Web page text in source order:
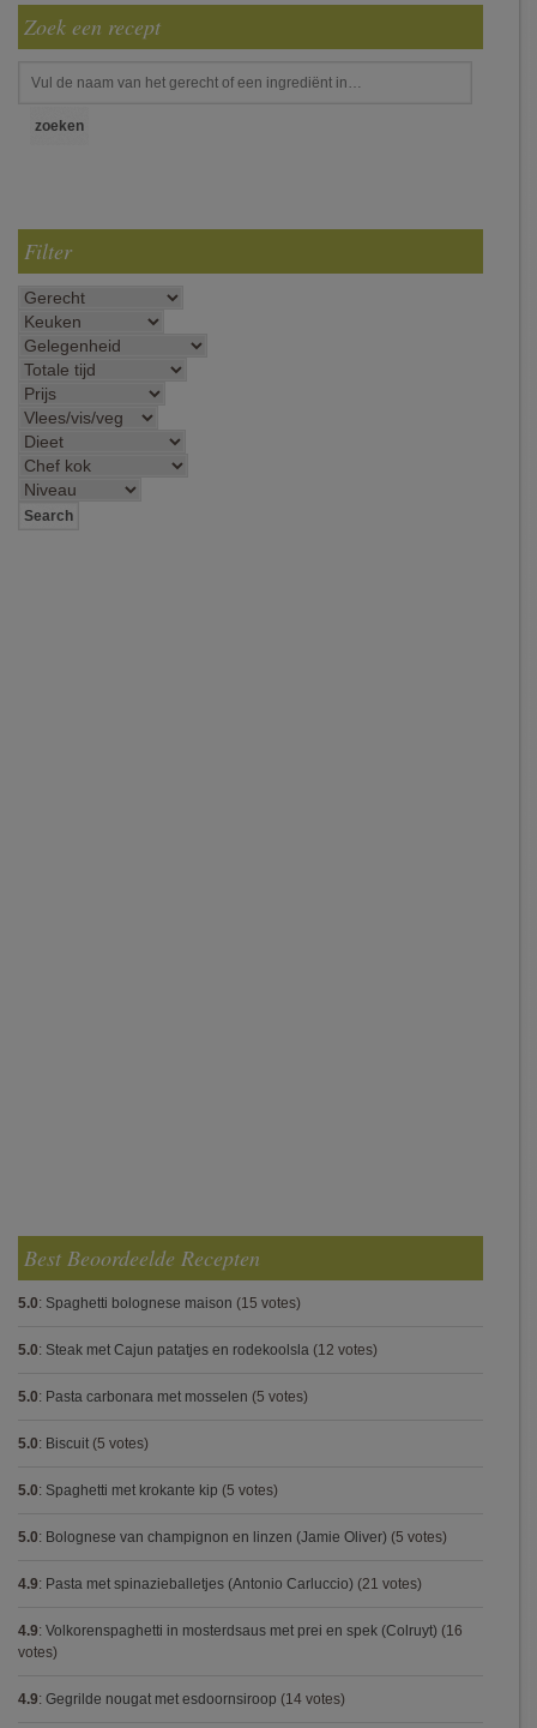
Zoek een recept
Filter
Best Beoordeelde Recepten
5.0: Spaghetti bolognese maison (15 votes)
5.0: Steak met Cajun patatjes en rodekoolsla (12 votes)
5.0: Pasta carbonara met mosselen (5 votes)
5.0: Biscuit (5 votes)
5.0: Spaghetti met krokante kip (5 votes)
5.0: Bolognese van champignon en linzen (Jamie Oliver) (5 votes)
4.9: Pasta met spinazieballetjes (Antonio Carluccio) (21 votes)
4.9: Volkorenspaghetti in mosterdsaus met prei en spek (Colruyt) (16
votes)
4.9: Gegrilde nougat met esdoornsiroop (14 votes)